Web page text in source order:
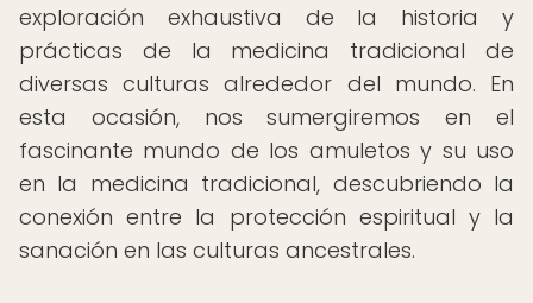
exploración exhaustiva de la historia y
prácticas de la medicina tradicional de
diversas culturas alrededor del mundo. En
esta ocasión, nos sumergiremos en el
fascinante mundo de los amuletos y su uso
en la medicina tradicional, descubriendo la
conexión entre la protección espiritual y la
sanación en las culturas ancestrales.